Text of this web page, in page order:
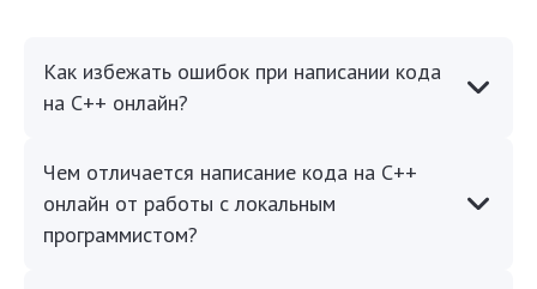
Как избежать ошибок при написании кода
на C++ онлайн?
Чем отличается написание кода на C++
онлайн от работы с локальным
программистом?